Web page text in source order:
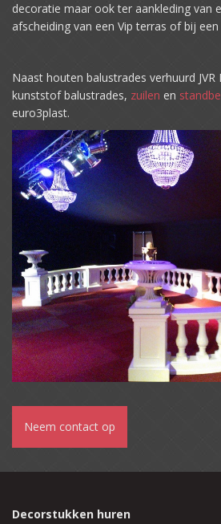
decoratie maar ook ter aankleding van
afscheiding van een Vip terras of bij
Naast houten balustrades verhuurd
kunststof balustrades, zuilen en
euro3plast.
Neem contact op
Decorstukken huren